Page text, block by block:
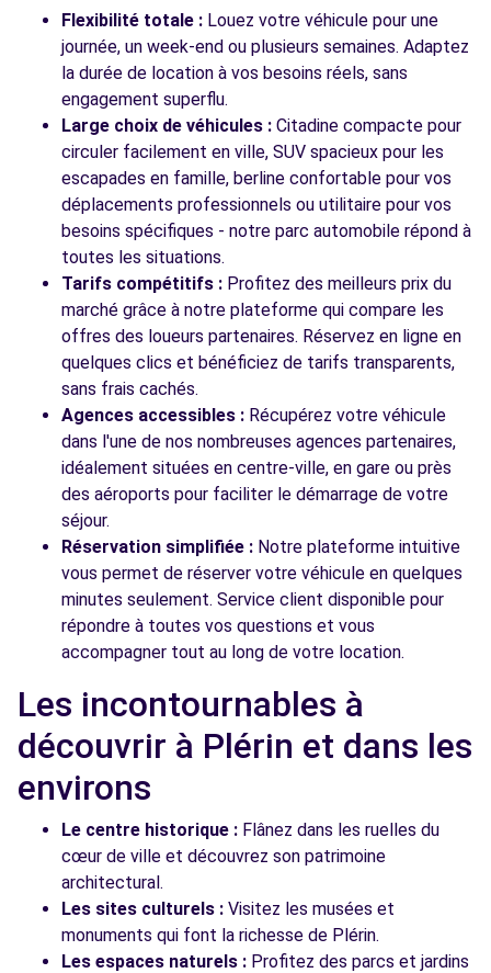
Flexibilité totale : Louez votre véhicule pour une
journée, un week-end ou plusieurs semaines. Adaptez
la durée de location à vos besoins réels, sans
engagement superflu.
Large choix de véhicules : Citadine compacte pour
circuler facilement en ville, SUV spacieux pour les
escapades en famille, berline confortable pour vos
déplacements professionnels ou utilitaire pour vos
besoins spécifiques - notre parc automobile répond à
toutes les situations.
Tarifs compétitifs : Profitez des meilleurs prix du
marché grâce à notre plateforme qui compare les
offres des loueurs partenaires. Réservez en ligne en
quelques clics et bénéficiez de tarifs transparents,
sans frais cachés.
Agences accessibles : Récupérez votre véhicule
dans l'une de nos nombreuses agences partenaires,
idéalement situées en centre-ville, en gare ou près
des aéroports pour faciliter le démarrage de votre
séjour.
Réservation simplifiée : Notre plateforme intuitive
vous permet de réserver votre véhicule en quelques
minutes seulement. Service client disponible pour
répondre à toutes vos questions et vous
accompagner tout au long de votre location.
Les incontournables à
découvrir à Plérin et dans les
environs
Le centre historique : Flânez dans les ruelles du
cœur de ville et découvrez son patrimoine
architectural.
Les sites culturels : Visitez les musées et
monuments qui font la richesse de Plérin.
Les espaces naturels : Profitez des parcs et jardins